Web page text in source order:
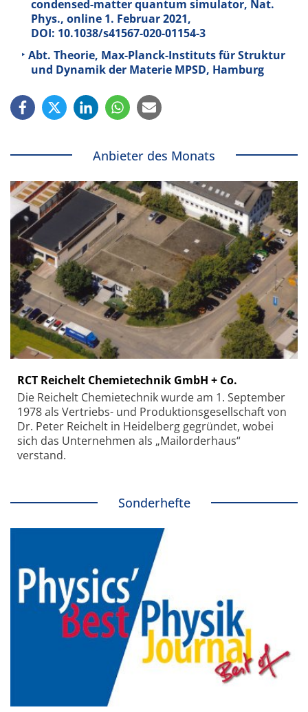
condensed-matter quantum simulator, Nat.
Phys., online 1. Februar 2021,
DOI: 10.1038/s41567-020-01154-3
Abt. Theorie, Max-Planck-Instituts für Struktur
und Dynamik der Materie MPSD, Hamburg
Anbieter des Monats
RCT Reichelt Chemietechnik GmbH + Co.
Die Reichelt Chemietechnik wurde am 1. September
1978 als Vertriebs- und Produktionsgesellschaft von
Dr. Peter Reichelt in Heidelberg gegründet, wobei
sich das Unternehmen als „Mailorderhaus“
verstand.
Sonderhefte